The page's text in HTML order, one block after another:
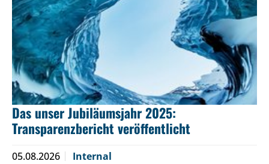
Das unser Jubiläumsjahr 2025:
Transparenzbericht veröffentlicht
05.08.2026 Internal